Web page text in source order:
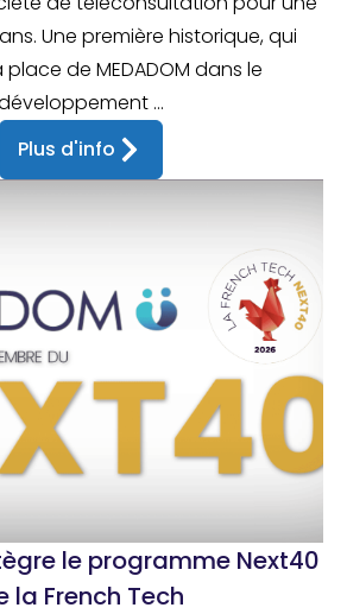
Une première historique, qui
de MEDADOM dans le
...
Plus d'info
le programme Next40
la French Tech